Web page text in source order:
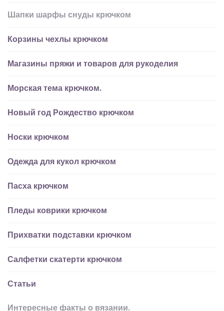
Шапки шарфы снуды крючком
Корзины чехлы крючком
Магазины пряжи и товаров для рукоделия
Морская тема крючком.
Новый год Рождество крючком
Носки крючком
Одежда для кукол крючком
Пасха крючком
Пледы коврики крючком
Прихватки подставки крючком
Салфетки скатерти крючком
Статьи
Интересные факты о вязании.